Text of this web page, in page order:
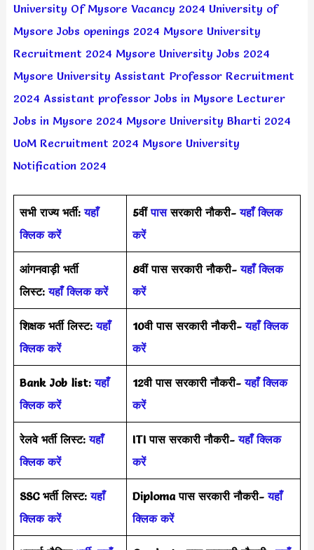
University Of Mysore Vacancy 2024 University of
Mysore Jobs openings 2024 Mysore University
Recruitment 2024 Mysore University Jobs 2024
Mysore University Assistant Professor Recruitment
2024 Assistant professor Jobs in Mysore Lecturer
Jobs in Mysore 2024 Mysore University Bharti 2024
UoM Recruitment 2024 Mysore University
Notification 2024
सभी राज्य भर्ती: यहाँ
क्लिक करें
5वींपाससरकारी नौकरी- यहाँ क्लिक
करें
आंगनवाड़ी भर्ती
लिस्ट: यहाँ क्लिक करें
8वीं पास सरकारी नौकरी- यहाँ क्लिक
करें
शिक्षक भर्ती लिस्ट: यहाँ
क्लिक करें
10वी पास सरकारी नौकरी- यहाँ क्लिक
करें
Bank Job list: यहाँ
क्लिक करें
12वी पास सरकारी नौकरी- यहाँ क्लिक
करें
रेलवे भर्ती लिस्ट: यहाँ
क्लिक करें
ITI पास सरकारी नौकरी- यहाँ क्लिक
करें
SSC भर्ती लिस्ट: यहाँ
क्लिक करें
Diploma पास सरकारी नौकरी- यहाँ
क्लिक करें